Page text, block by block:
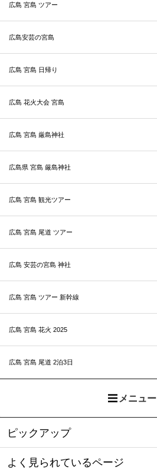
広島 宮島 ツアー
広島安芸の宮島
広島 宮島 日帰り
広島 花火大会 宮島
広島 宮島 厳島神社
広島県 宮島 厳島神社
広島 宮島 観光ツアー
広島 宮島 尾道 ツアー
広島 安芸の宮島 神社
広島 宮島 ツアー 新幹線
広島 宮島 花火 2025
広島 宮島 尾道 2泊3日
メニュー
ピックアップ
よく見られているページ